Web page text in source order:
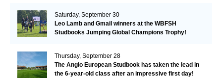
Saturday, September 30
Leo Lamb and Gmail winners at the WBFSH
Studbooks Jumping Global Champions Trophy!
Thursday, September 28
The Anglo European Studbook has taken the lead in
the 6-year-old class after an impressive first day!​